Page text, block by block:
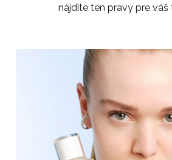
nájdite ten pravý pre váš